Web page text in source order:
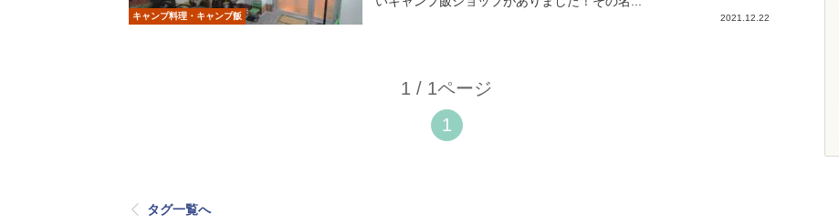
キャンプ料理・キャンプ飯 2021.12.22
1 / 1ページ
1
タグ一覧へ